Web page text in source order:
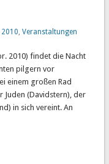
, Veranstaltungen
2010) findet die Nacht
pilgern vor
einem großen Rad
Juden (Davidstern), der
in sich vereint. An